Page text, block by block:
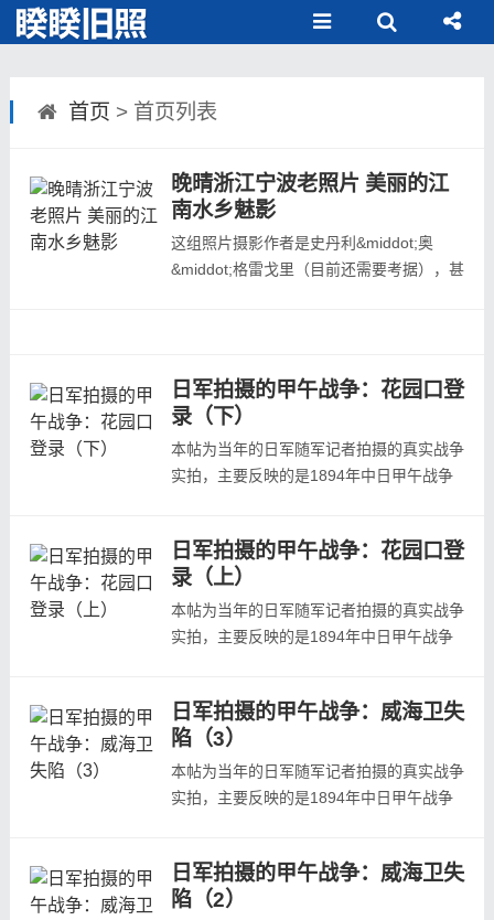
首页 > 首页列表
晚晴浙江宁波老照片 美丽的江
南水乡魅影
这组照片摄影作者是史丹利&middot;奥
&middot;格雷戈里（目前还需要考据），甚
会生活。河边的女孩是一道美丽的风景老百
姓出行乘坐的小船。图中这种渡船基本是短
途，从此岸到彼岸。如果是长途的话，还
是...
日军拍摄的甲午战争：花园口登
录（下）
本帖为当年的日军随军记者拍摄的真实战争
实拍，主要反映的是1894年中日甲午战争
清战争写真帖》、龟井兹明《明治二十七八
年战役写真帖》等日本当年发行的战争画
报。甲午战争中日军花园口登录相关背景介
绍见：花园口日军登陆艇花园口物资登陆
日军拍摄的甲午战争：花园口登
录（上）
本帖为当年的日军随军记者拍摄的真实战争
实拍，主要反映的是1894年中日甲午战争
清战争写真帖》、龟井兹明《明治二十七八
年战役写真帖》等日本当年发行的战争画
报。花园口位于辽东半岛东侧黄海岸一小海
湾(今大连市庄河县西南)。南与大连长山
日军拍摄的甲午战争：威海卫失
陷（3）
本帖为当年的日军随军记者拍摄的真实战争
实拍，主要反映的是1894年中日甲午战争
量部写真班《日清战争写真帖》、龟井兹明
《明治二十七八年战役写真帖》等日本当年
日军拍摄的甲午战争：威海卫失
陷（2）